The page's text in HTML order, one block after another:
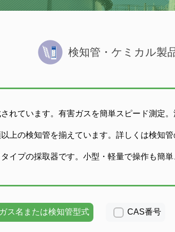
検知管・ケミカル製
れています。有害ガスを簡単スピード測定。
上の検知管を揃えています。詳しくは検知管
イプの採取器です。小型・軽量で操作も簡
ガス名または検知管型式 CAS番号